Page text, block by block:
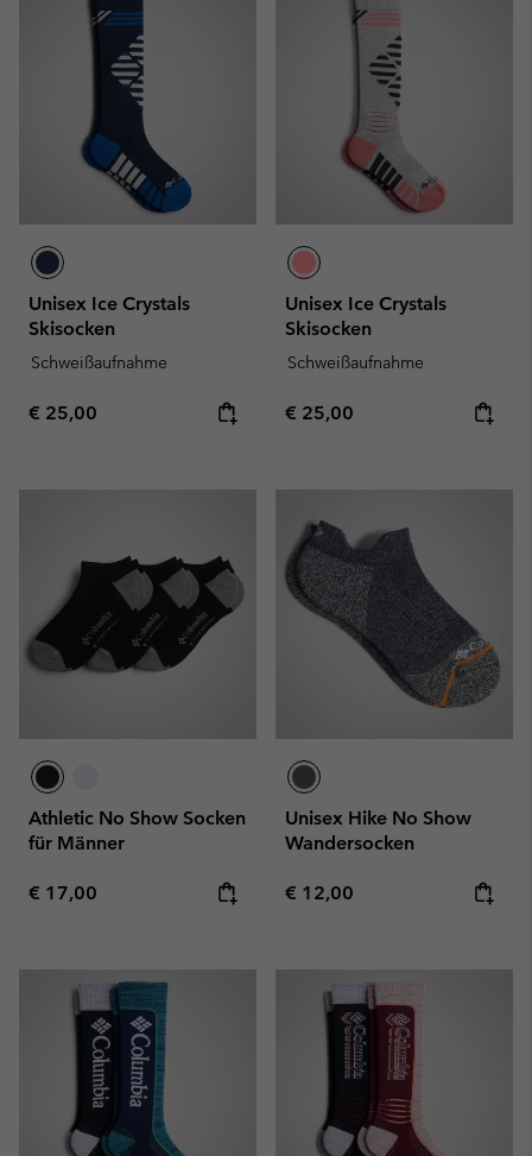
Unisex Ice Crystals
Skisocken
Schweißaufnahme
Regular price:
€ 25,00
Unisex Ice Crystals
Skisocken
Schweißaufnahme
Regular price:
€ 25,00
Athletic No Show Socken
für Männer
Regular price:
€ 17,00
Unisex Hike No Show
Wandersocken
Regular price:
€ 12,00